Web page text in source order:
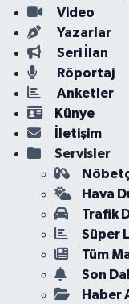
Video
Yazarlar
Seri İlan
Röportaj
Anketler
Künye
İletişim
Servisler
Hava
Trafik
Süper
Tüm
Son
Haber